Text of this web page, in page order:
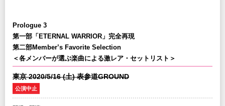
プレイガイド
イープラス
チケットぴあ ：0570-02-9999 Pコード：170-588
ローソンチケット ：0570-084-003 Lコード：73551
注意事項
※未就学児(6歳未満)のご入場をお断りさせていただきます。
Prologue 3
第一部「ETERNAL WARRIOR」完全再現
第二部Member’s Favorite Selection
＜各メンバーが選ぶ楽曲による激レア・セットリスト＞
東京 2020/5/16 (土) 表参道GROUND
公演中止